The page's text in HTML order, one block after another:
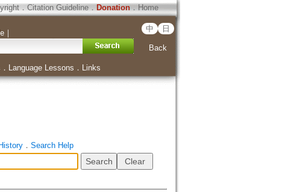
．Citation Guideline． Donation．Home
｜ 中 日
Back
． Language Lessons ． Links
． Search Help